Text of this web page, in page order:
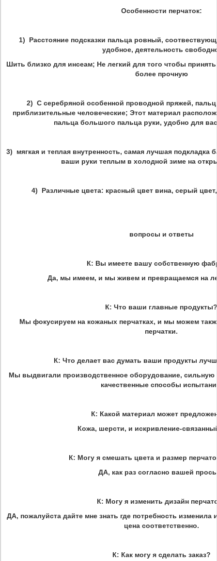
Особенности перчаток:
1) Расстояние подсказки пальца ровный,
удобное, деятельность
Шить близко для инсеам; Не легкий для того чтобы
более прочную
2) С серебряной особенной проводной пряжей,
приблизительные человеческие; Этот материал
пальца большого пальца руки, удобно для
3) мягкая и теплая внутренность, самая лучшая подкладка
ваши руки теплым в холодной зиме на
4) Различные цвета: красный цвет вина, серый
вопросы и ответы
К: Вы имеете вашу собственную
Да, мы имеем, и мы живем и превращаемся на
К: Что ваши главные продукты?
Мы фокусируем на кожаных перчатках, и мы можем
перчатки.
К: Что делает вас думать ваши продукты
Мы выдвигали производственное оборудование, сильную
качественные способы
К: Какой материал может
Кожа, шерсти, и искривление-
К: Могу я смешать цвета и размер
ДА, как раз согласно вашей
К: Могу я изменить дизайн
ДА, пожалуйста дайте мне знать где потребность
цена соответственно.
К: Как могу я сделать заказ?